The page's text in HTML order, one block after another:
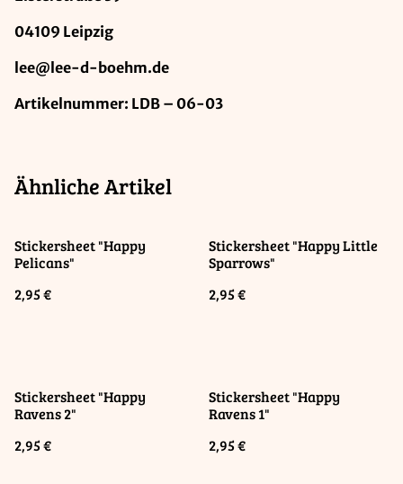
04109 Leipzig
lee@lee-d-boehm.de
Artikelnummer: LDB – 06-03
Ähnliche Artikel
Stickersheet "Happy
Pelicans"
2,95 €
Stickersheet "Happy Little
Sparrows"
2,95 €
Stickersheet "Happy
Ravens 2"
2,95 €
Stickersheet "Happy
Ravens 1"
2,95 €